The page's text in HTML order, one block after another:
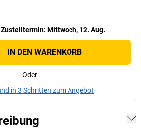
: Mittwoch, 12. Aug.
IN DEN WARENKORB
Oder
in 3 Schritten zum Angebot